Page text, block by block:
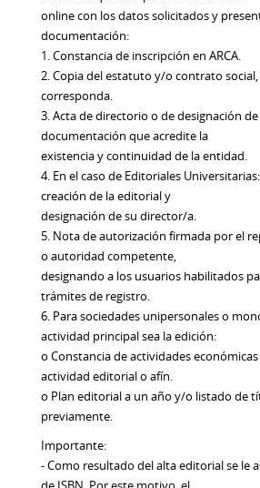
online con los datos solicitados y
documentación:
1. Constancia de inscripción en ARCA.
2. Copia del estatuto y/o contrato social,
corresponda.
3. Acta de directorio o de designación
documentación que acredite la
existencia y continuidad de la entidad.
4. En el caso de Editoriales
creación de la editorial y
designación de su director/a.
5. Nota de autorización firmada por el
o autoridad competente,
designando a los usuarios habilitados
trámites de registro.
6. Para sociedades unipersonales o
actividad principal sea la edición:
o Constancia de actividades
actividad editorial o afín.
o Plan editorial a un año y/o listado de
previamente.
Importante:
- Como resultado del alta editorial se le